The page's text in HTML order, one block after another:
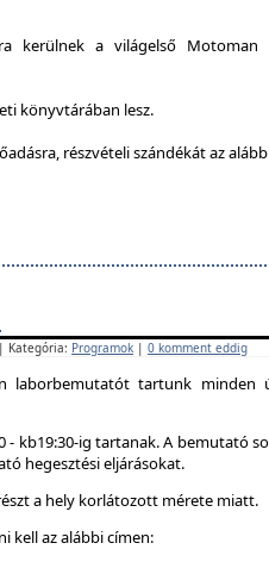
kerülnek a világelső Motoman
könyvtárában lesz.
részvételi szándékát az
Kategória: Programok | 0 komment eddig
laborbemutatót tartunk
- kb19:30-ig tartanak. A bemutató
hegesztési eljárásokat.
a hely korlátozott mérete miatt.
kell az alábbi címen: